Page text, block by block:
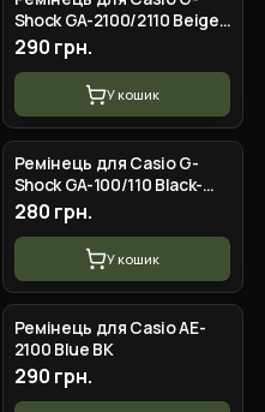
Shock GA-2100/2110 Beige
SI
290 грн.
У кошик
Ремінець для Casio G-
Shock GA-100/110 Black-
Glossy SI
280 грн.
У кошик
Ремінець для Casio AE-
2100 Blue BK
290 грн.